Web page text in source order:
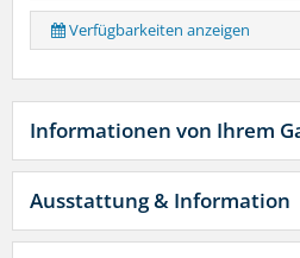
Verfügbarkeiten anzeigen
Informationen von Ihrem
Ausstattung & Information